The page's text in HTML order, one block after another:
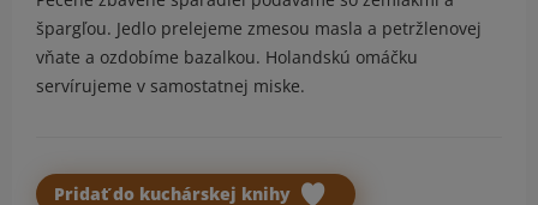
špargľou. Jedlo prelejeme zmesou masla a petržlenovej
vňate a ozdobíme bazalkou. Holandskú omáčku
servírujeme v samostatnej miske.
Pridať do kuchárskej knihy